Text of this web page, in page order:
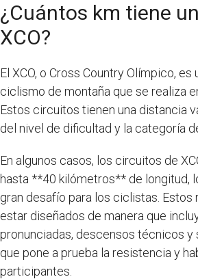
¿Cuántos km tiene
XCO?
El XCO, o Cross Country Olímpico, es
ciclismo de montaña que se realiza
Estos circuitos tienen una distancia
del nivel de dificultad y la categoría
En algunos casos, los circuitos de
hasta **40 kilómetros** de longitud,
gran desafío para los ciclistas. Estos
estar diseñados de manera que
pronunciadas, descensos técnicos y
que pone a prueba la resistencia y
participantes.